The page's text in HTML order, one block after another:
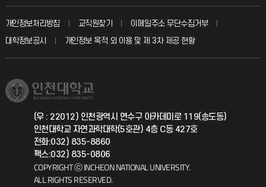
입학안내
취업정보(학생)
칭찬마당
학생서비스 지킴이
총동문회
교수회
교육혁신본부
국제지원과
공자아카데미
기초교육원
개인정보처리방침 교직원찾기
이메일주소 무단수집거부
대학정보공시
개인정보 목적 외 이용 및 제 3차 제공 현황
(우 : 22012) 인천광역시 연수구 아카데미로 119(송도동)
인천대학교 자연과학대학(5호관) 4층 C동 427호
전화:032) 835-8860
팩스:032) 835-0806
COPYRIGHT ⓒ INCHEON NATIONAL UNIVERSITY.
ALL RIGHTS RESERVED.